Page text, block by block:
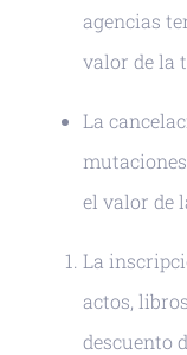
agencias
valor de la
La
el valor de
La
actos,
descuento